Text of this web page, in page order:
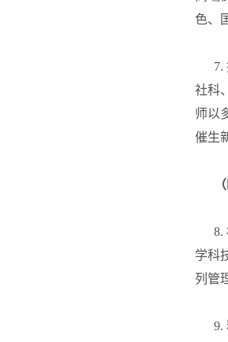
色、
7.
社科
师以
催生
8.
学科
列管
9.